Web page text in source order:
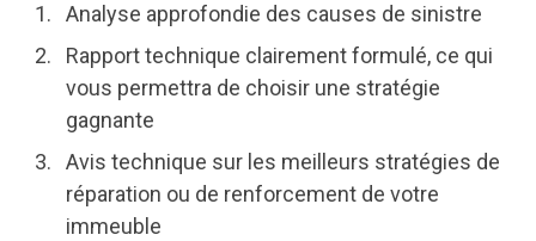
Analyse approfondie des causes de sinistre
Rapport technique clairement formulé, ce qui
vous permettra de choisir une stratégie
gagnante
Avis technique sur les meilleurs stratégies de
réparation ou de renforcement de votre
immeuble